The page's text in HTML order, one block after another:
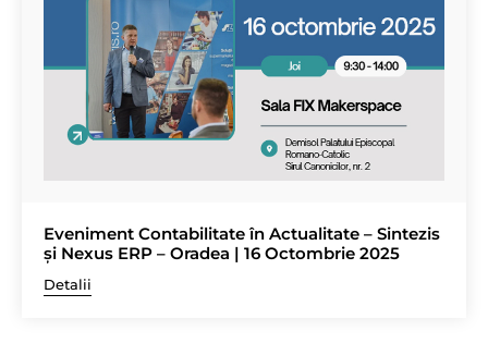
Eveniment Contabilitate în Actualitate – Sintezis
și Nexus ERP – Oradea | 16 Octombrie 2025
Detalii